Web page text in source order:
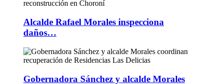
Alcalde Rafael Morales inspecciona
daños…
Gobernadora Sánchez y alcalde Morales